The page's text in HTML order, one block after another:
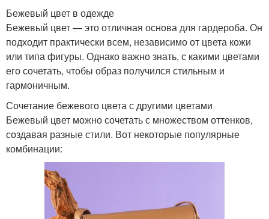
Бежевый цвет в одежде
Бежевый цвет — это отличная основа для гардероба. Он
подходит практически всем, независимо от цвета кожи
или типа фигуры. Однако важно знать, с какими цветами
его сочетать, чтобы образ получился стильным и
гармоничным.
Сочетание бежевого цвета с другими цветами
Бежевый цвет можно сочетать с множеством оттенков,
создавая разные стили. Вот некоторые популярные
комбинации: